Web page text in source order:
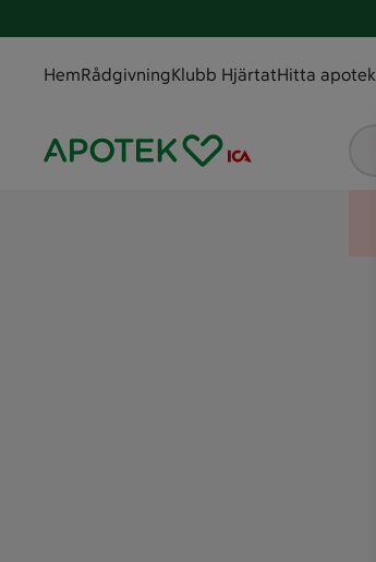
HemRådgivningKlubb HjärtatHitta apotek